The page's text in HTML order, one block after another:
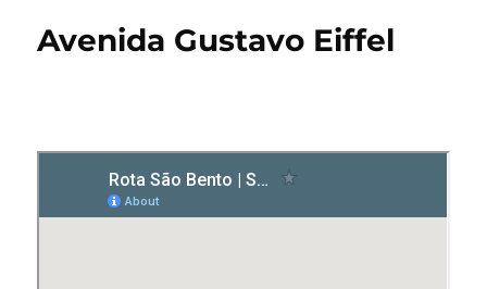
Avenida Gustavo Eiffel